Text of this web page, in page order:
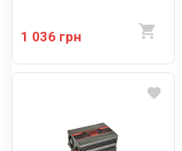
1 036 грн